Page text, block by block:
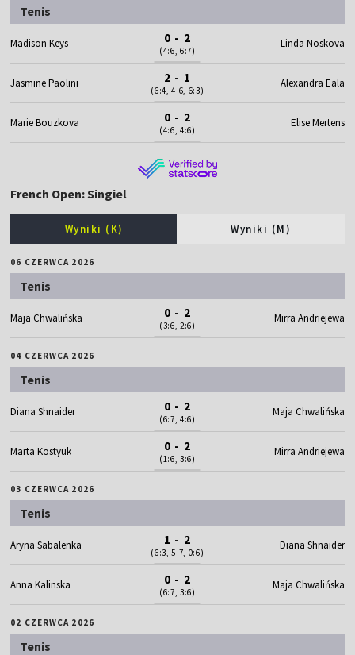
Tenis
Madison Keys 0 - 2
(4:6, 6:7)
Linda Noskova
Jasmine Paolini 2 - 1
(6:4, 4:6, 6:3)
Alexandra Eala
Marie Bouzkova 0 - 2
(4:6, 4:6)
Elise Mertens
French Open: Singiel
Wyniki (K) Wyniki (M)
06 CZERWCA 2026
Tenis
Maja Chwalińska 0 - 2
(3:6, 2:6)
Mirra Andriejewa
04 CZERWCA 2026
Tenis
Diana Shnaider 0 - 2
(6:7, 4:6)
Maja Chwalińska
Marta Kostyuk 0 - 2
(1:6, 3:6)
Mirra Andriejewa
03 CZERWCA 2026
Tenis
Aryna Sabalenka 1 - 2
(6:3, 5:7, 0:6)
Diana Shnaider
Anna Kalinska 0 - 2
(6:7, 3:6)
Maja Chwalińska
02 CZERWCA 2026
Tenis